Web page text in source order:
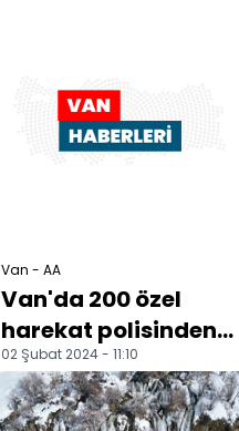
Van - AA
Van'da 200 özel
harekat polisinden
oluşan "çığ timi"
göreve hazır
02 Şubat 2024 - 11:10